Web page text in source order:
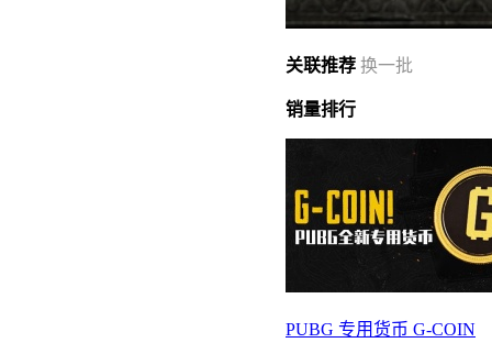
关联推荐 换一批
销量排行
PUBG 专用货币 G-COIN